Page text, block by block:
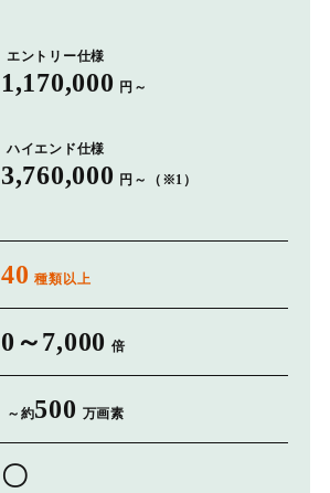
エントリー仕様
1,170,000 円～
ハイエンド仕様
3,760,000 円～（※1）
40 種類以上
0～7,000 倍
～約500 万画素
〇